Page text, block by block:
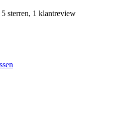
sterren, 1 klantreview